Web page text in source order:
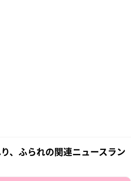
、ふられの関連ニュースラン